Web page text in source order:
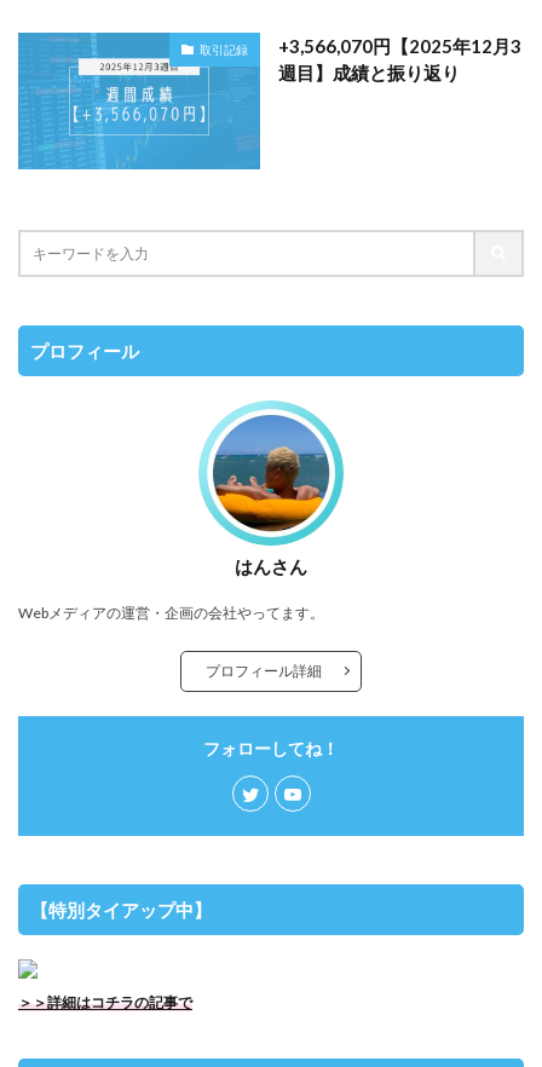
取引記録
+3,566,070円【2025年12月3
週目】成績と振り返り
プロフィール
はんさん
Webメディアの運営・企画の会社やってます。
プロフィール詳細
フォローしてね！
【特別タイアップ中】
＞＞詳細はコチラの記事で